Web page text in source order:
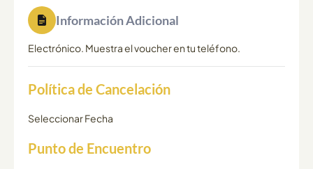
Información Adicional
Electrónico. Muestra el voucher en tu teléfono.
Política de Cancelación
Seleccionar Fecha
Punto de Encuentro